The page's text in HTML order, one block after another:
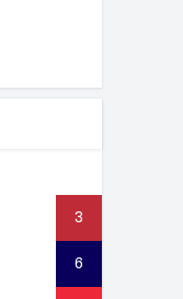
3
6